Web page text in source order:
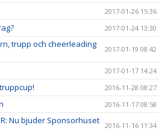
2017-01-26 15:36
2017-01-24 13:30
trupp och cheerleading
2017-01-19 08:42
2017-01-17 14:24
2016-11-28 08:27
2016-11-17 08:58
Nu bjuder Sponsorhuset 2016-11-16 11:34